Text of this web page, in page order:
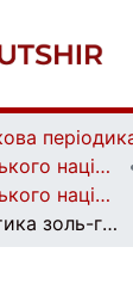
Вісник Київського національного університету імені Тараса Шевченка. Хімія | Bulletin of Taras Shevchenko National University of Kyiv. Chemistry
Вісник Київського національного університету імені Тараса Шевченка. Хімія. Вип. 2(54)
Характеристика золь-гель процесу в системі YxBax+nCu2x+nOδ (x=1, n=1; x=2, n=3; x=3, n=2)